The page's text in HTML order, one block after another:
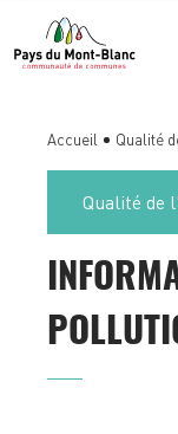
Accueil Qualité
Qualité de